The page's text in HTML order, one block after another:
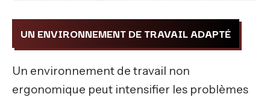
UN ENVIRONNEMENT DE TRAVAIL ADAPTÉ
Un environnement de travail non
ergonomique peut intensifier les problèmes